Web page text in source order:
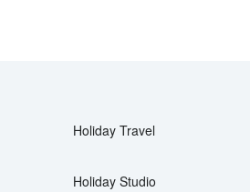
Holiday Travel
Holiday Studio